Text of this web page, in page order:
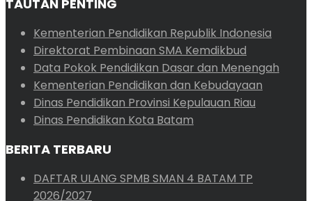
TAUTAN PENTING
Kementerian Pendidikan Republik Indonesia
Direktorat Pembinaan SMA Kemdikbud
Data Pokok Pendidikan Dasar dan Menengah
Kementerian Pendidikan dan Kebudayaan
Dinas Pendidikan Provinsi Kepulauan Riau
Dinas Pendidikan Kota Batam
BERITA TERBARU
DAFTAR ULANG SPMB SMAN 4 BATAM TP
2026/2027